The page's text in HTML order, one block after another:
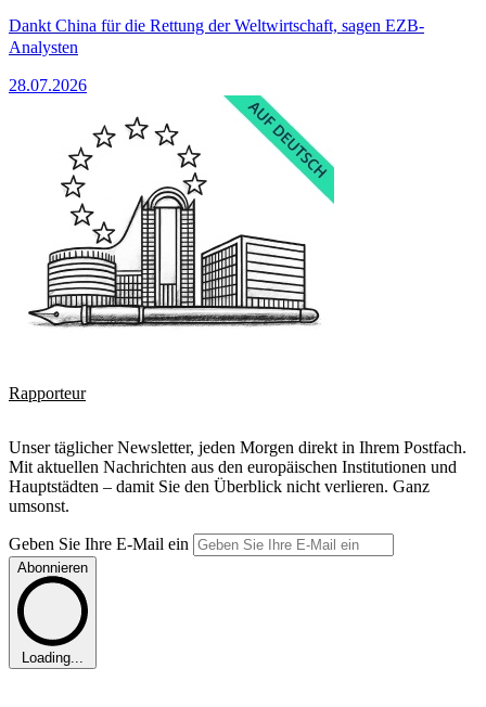
Dankt China für die Rettung der Weltwirtschaft, sagen EZB-
Analysten
28.07.2026
Rapporteur
Unser täglicher Newsletter, jeden Morgen direkt in Ihrem Postfach.
Mit aktuellen Nachrichten aus den europäischen Institutionen und
Hauptstädten – damit Sie den Überblick nicht verlieren. Ganz
umsonst.
Geben Sie Ihre E-Mail ein
Abonnieren
Loading...